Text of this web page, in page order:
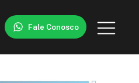
Fale Conosco